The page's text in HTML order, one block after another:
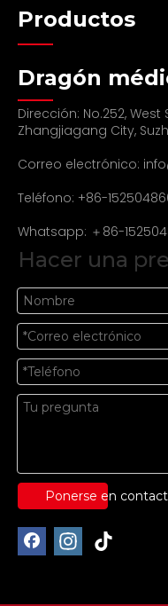
Productos
Dragón
Dirección: No.252,
Zhangjiagang City,
Correo electrónico:
Teléfono: +86-
Whatsapp: ＋86-
Hacer una
Ponerse en